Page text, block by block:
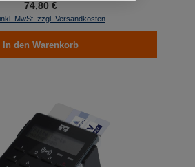
74,80 €
MwSt. zzgl. Versandkosten
In den Warenkorb